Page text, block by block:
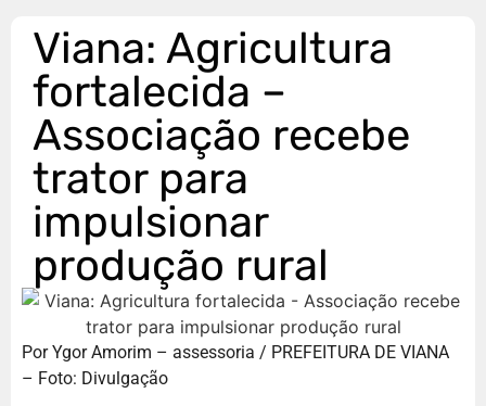
Viana: Agricultura
fortalecida –
Associação recebe
trator para
impulsionar
produção rural
Por Ygor Amorim – assessoria / PREFEITURA DE VIANA
– Foto: Divulgação